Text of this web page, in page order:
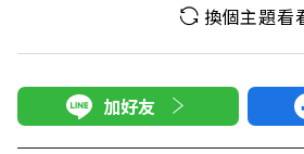
換個主題看
加好友